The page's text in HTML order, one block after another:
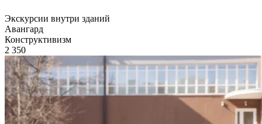
Экскурсии внутри зданий
Авангард
Конструктивизм
2 350